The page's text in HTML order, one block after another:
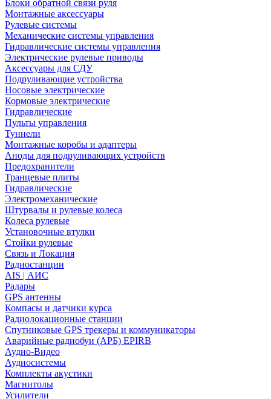
Блоки обратной связи руля
Монтажные аксессуары
Рулевые системы
Механические системы управления
Гидравлические системы управления
Электрические рулевые приводы
Аксессуары для СДУ
Подруливающие устройства
Носовые электрические
Кормовые электрические
Гидравлические
Пульты управления
Туннели
Монтажные коробы и адаптеры
Аноды для подруливающих устройств
Предохранители
Транцевые плиты
Гидравлические
Электромеханические
Штурвалы и рулевые колеса
Колеса рулевые
Установочные втулки
Стойки рулевые
Связь и Локация
Радиостанции
AIS | АИС
Радары
GPS антенны
Компасы и датчики курса
Радиолокационные станции
Спутниковые GPS трекеры и коммуникаторы
Аварийные радиобуи (АРБ) EPIRB
Аудио-Видео
Аудиосистемы
Комплекты акустики
Магнитолы
Усилители